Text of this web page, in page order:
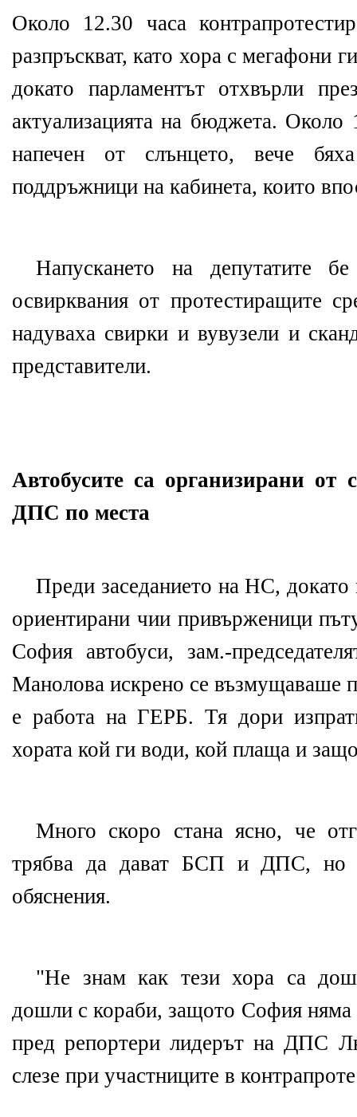
Около 12.30 часа
разпръскват, като хора с мегафони
докато парламентът отхвърли
актуализацията на бюджета.
напечен от слънцето, вече
поддръжници на кабинета, които
Напускането на депутатите
освирквания от протестиращите
надуваха свирки и вувузели и
представители.
Автобусите са организирани
ДПС по места
Преди заседанието на НС,
ориентирани чии привърженици
София автобуси, зам.-
Манолова искрено се възмущаваше
е работа на ГЕРБ. Тя дори
хората кой ги води, кой плаща и
Много скоро стана ясно, че
трябва да дават БСП и ДПС, но
обяснения.
"Не знам как тези хора са
дошли с кораби, защото София няма
пред репортери лидерът на ДПС
слезе при участниците в